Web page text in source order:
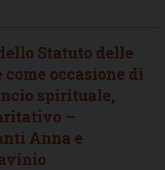
Statuto delle
occasione di
spirituale,
–
Anna e